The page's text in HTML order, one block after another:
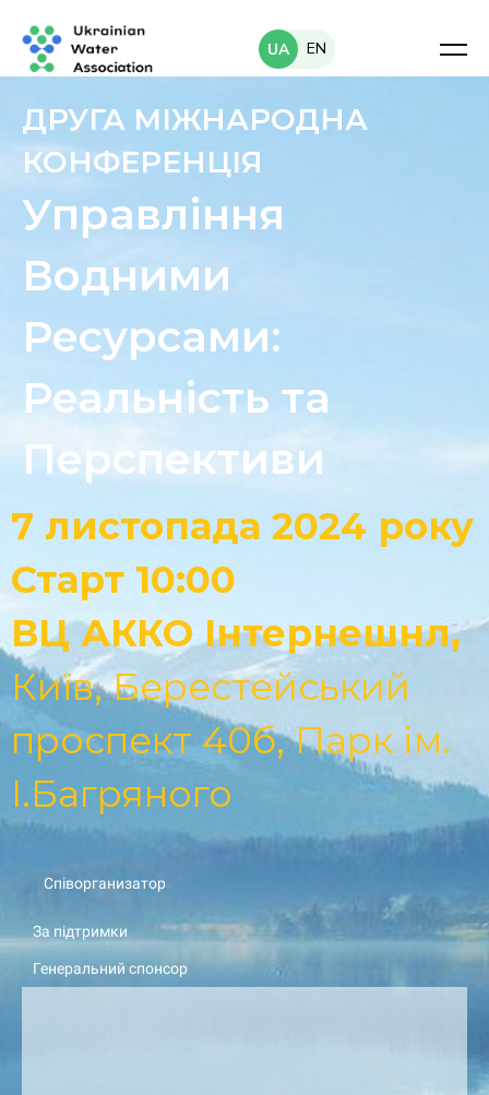
UA EN
ДРУГА МІЖНАРОДНА
КОНФЕРЕНЦІЯ
Управління
Водними
Ресурсами:
Реальність та
Перспективи
7 листопада 2024 року
Старт 10:00
ВЦ АККО Інтернешнл,
Київ, Берестейський
проспект 40б, Парк ім.
І.Багряного
Співорганизатор
За підтримки
Генеральний спонсор